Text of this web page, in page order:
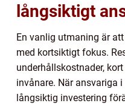
långsiktigt
En vanlig utmaning är
med kortsiktigt fokus.
underhållskostnader,
invånare. När ansvariga
långsiktig investering